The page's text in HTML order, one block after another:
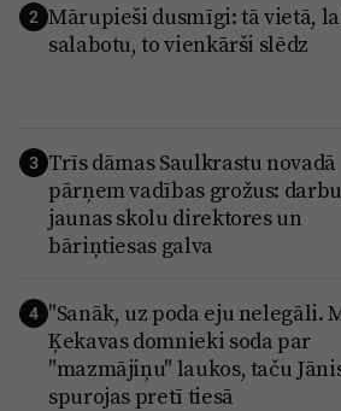
2 Mārupieši dusmīgi: tā vietā,
salabotu, to vienkārši slēdz
3 Trīs dāmas Saulkrastu novadā
pārņem vadības grožus:
jaunas skolu direktores un
bāriņtiesas galva
4 "Sanāk, uz poda eju nelegāli.
Ķekavas domnieki soda par
"mazmājiņu" laukos, taču
spurojas pretī tiesā